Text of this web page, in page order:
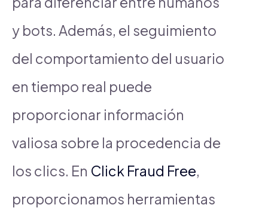
y bots. Además, el seguimiento
del comportamiento del usuario
en tiempo real puede
proporcionar información
valiosa sobre la procedencia de
los clics. En Click Fraud Free,
proporcionamos herramientas